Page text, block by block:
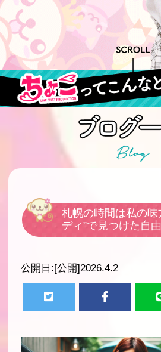
札幌の時間は私の
ディ”で見つけた自
公開日:[公開]2026.4.2